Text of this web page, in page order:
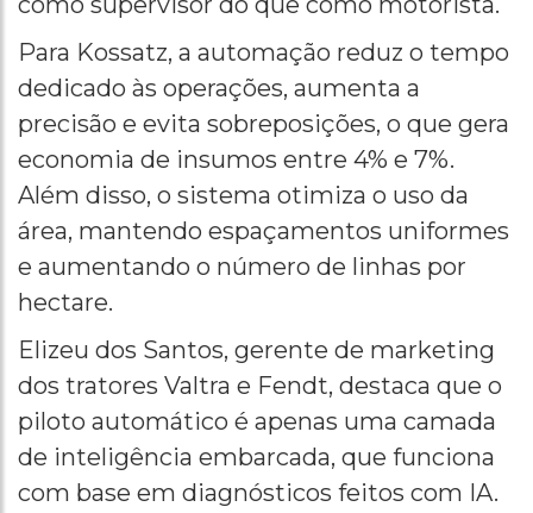
Para Kossatz, a automação reduz o tempo
dedicado às operações, aumenta a
precisão e evita sobreposições, o que gera
economia de insumos entre 4% e 7%.
Além disso, o sistema otimiza o uso da
área, mantendo espaçamentos uniformes
e aumentando o número de linhas por
hectare.
Elizeu dos Santos, gerente de marketing
dos tratores Valtra e Fendt, destaca que o
piloto automático é apenas uma camada
de inteligência embarcada, que funciona
com base em diagnósticos feitos com IA.